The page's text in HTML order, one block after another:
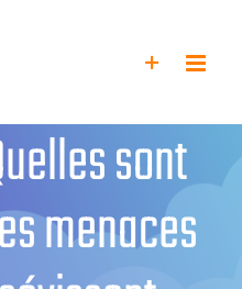
sont
menaces